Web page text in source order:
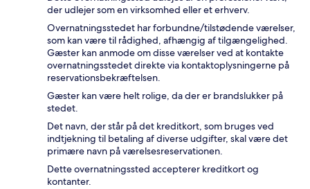
der udlejer som en virksomhed eller et erhverv.
Overnatningsstedet har forbundne/tilstødende værelser,
som kan være til rådighed, afhængig af tilgængelighed.
Gæster kan anmode om disse værelser ved at kontakte
overnatningsstedet direkte via kontaktoplysningerne på
reservationsbekræftelsen.
Gæster kan være helt rolige, da der er brandslukker på
stedet.
Det navn, der står på det kreditkort, som bruges ved
indtjekning til betaling af diverse udgifter, skal være det
primære navn på værelsesreservationen.
Dette overnatningssted accepterer kreditkort og
kontanter.